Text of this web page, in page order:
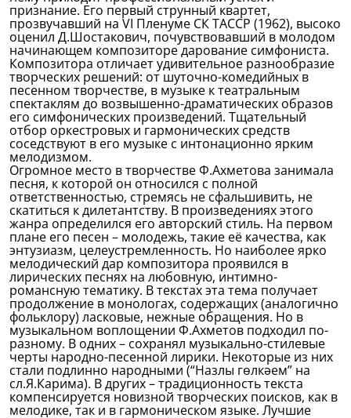
признание. Его первый струнный квартет,
прозвучавший на VI Пленуме СК ТАССР (1962), высоко
оценил Д.Шостакович, почувствовавший в молодом
начинающем композиторе дарование симфониста.
Композитора отличает удивительное разнообразие
творческих решений: от шуточно-комедийных в
песенном творчестве, в музыке к театральным
спектаклям до возвышенно-драматических образов
его симфонических произведений. Тщательный
отбор оркестровых и гармонических средств
соседствуют в его музыке с интонационно ярким
мелодизмом.
Огромное место в творчестве Ф.Ахметова занимала
песня, к которой он относился с полной
ответственностью, стремясь не сфальшивить, не
скатиться к дилетантству. В произведениях этого
жанра определился его авторский стиль. На первом
плане его песен – молодежь, такие её качества, как
энтузиазм, целеустремленность. Но наиболее ярко
мелодический дар композитора проявился в
лирических песнях на любовную, интимно-
романсную тематику. В текстах эта тема получает
продолжение в монологах, содержащих (аналогично
фольклору) ласковые, нежные обращения. Но в
музыкальном воплощении Ф.Ахметов подходил по-
разному. В одних – сохранял музыкально-стилевые
черты народно-песенной лирики. Некоторые из них
стали подлинно народными (“Назлы гөлкәем” на
сл.Я.Карима). В других – традиционность текста
компенсируется новизной творческих поисков, как в
мелодике, так и в гармоническом языке. Лучшие